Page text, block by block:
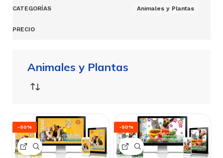
CATEGORÍAS Animales y Plantas
PRECIO
Animales y Plantas
-50% -50%